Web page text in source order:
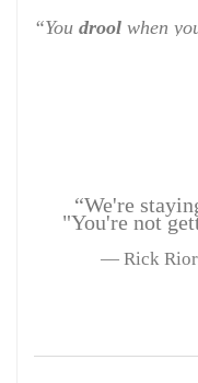
“You drool when
“We're
"You're not
― Rick